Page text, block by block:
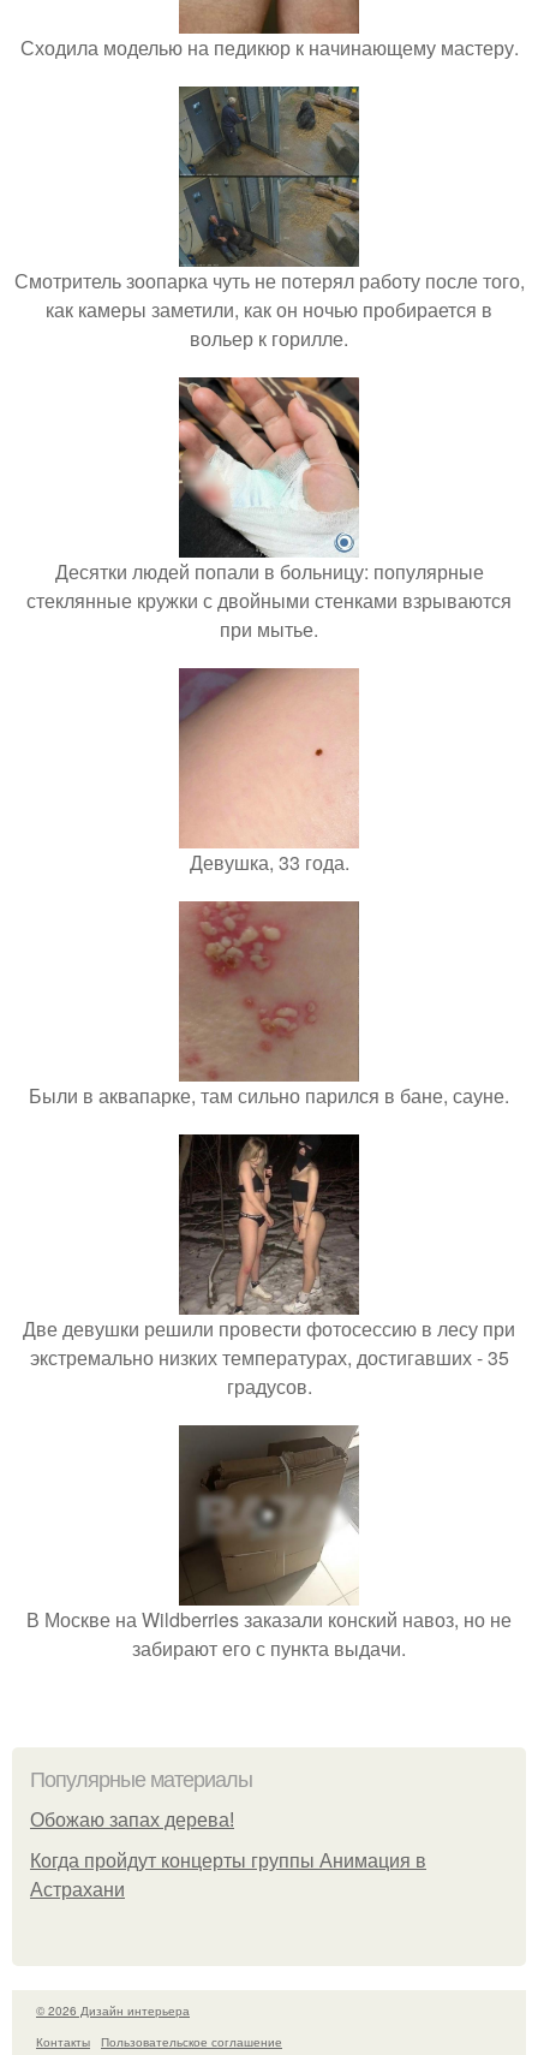
Сходила моделью на педикюр к начинающему мастеру.
Смотритель зоопарка чуть не потерял работу после того,
как камеры заметили, как он ночью пробирается в
вольер к горилле.
Десятки людей попали в больницу: популярные
стеклянные кружки с двойными стенками взрываются
при мытье.
Девушка, 33 года.
Были в аквапарке, там сильно парился в бане, сауне.
Две девушки решили провести фотосессию в лесу при
экстремально низких температурах, достигавших - 35
градусов.
В Москве на Wildberries заказали конский навоз, но не
забирают его с пункта выдачи.
Популярные материалы
Обожaю зaпах деpева!
Когда пройдут концерты группы Анимация в
Астрахани
© 2026 Дизайн интерьера
Контакты
Пользовательское соглашение